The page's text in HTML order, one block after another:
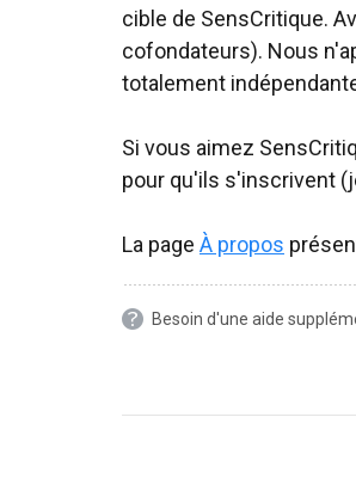
cible de SensCritique.
cofondateurs). Nous
totalement
Si vous aimez
pour qu'ils s'inscrivent
La page À propos
Besoin d'une aide